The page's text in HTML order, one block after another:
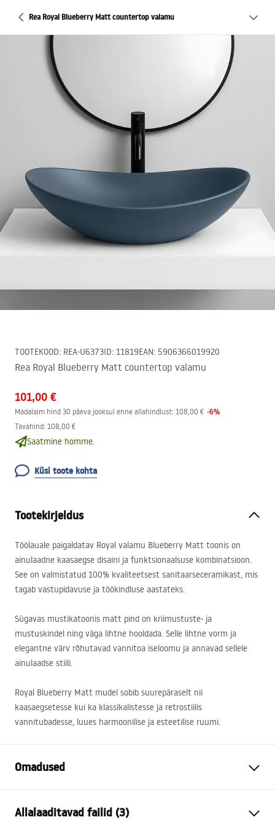
Rea Royal Blueberry Matt countertop valamu
TOOTEKOOD: REA-U6373ID: 11819EAN: 5906366019920
Rea Royal Blueberry Matt countertop valamu
101,00 €
Madalaim hind 30 päeva jooksul enne allahindlust: 108,00 € -6%
Tavahind: 108,00 €
Saatmine homme.
Küsi toote kohta
Tootekirjeldus
Töölauale paigaldatav Royal valamu Blueberry Matt toonis on
ainulaadne kaasaegse disaini ja funktsionaalsuse kombinatsioon.
See on valmistatud 100% kvaliteetsest sanitaarseceramikast, mis
tagab vastupidavuse ja töökindluse aastateks.
Sügavas mustikatoonis matt pind on kriimustuste- ja
mustuskindel ning väga lihtne hooldada. Selle lihtne vorm ja
elegantne värv rõhutavad vannitoa iseloomu ja annavad sellele
ainulaadse stiili.
Royal Blueberry Matt mudel sobib suurepäraselt nii
kaasaegsetesse kui ka klassikalistesse ja retrostiilis
vannitubadesse, luues harmoonilise ja esteetilise ruumi.
Omadused
Materjal
Allalaaditavad failid (3)